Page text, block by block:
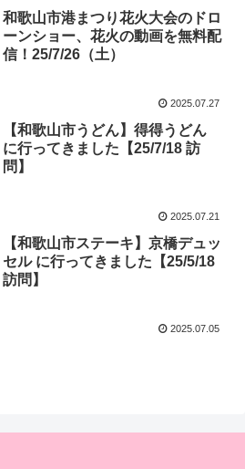
和歌山市港まつり花火大会のドロ
ーンショー、花火の動画を無料配
信！25/7/26（土）
2025.07.27
【和歌山市うどん】得得うどん
に行ってきました【25/7/18 訪
問】
2025.07.21
【和歌山市ステーキ】京橋デュッ
セル に行ってきました【25/5/18
訪問】
2025.07.05